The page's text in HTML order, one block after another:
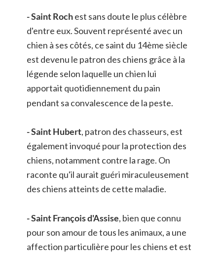
- Saint Roch est sans doute le plus célèbre
d'entre eux. Souvent représenté avec un
chien à ses côtés, ce saint du 14ème siècle
est devenu le patron des chiens grâce à la
légende selon laquelle un chien lui
apportait quotidiennement du pain
pendant sa convalescence de la peste.
- Saint Hubert, patron des chasseurs, est
également invoqué pour la protection des
chiens, notamment contre la rage. On
raconte qu'il aurait guéri miraculeusement
des chiens atteints de cette maladie.
- Saint François d'Assise, bien que connu
pour son amour de tous les animaux, a une
affection particulière pour les chiens et est